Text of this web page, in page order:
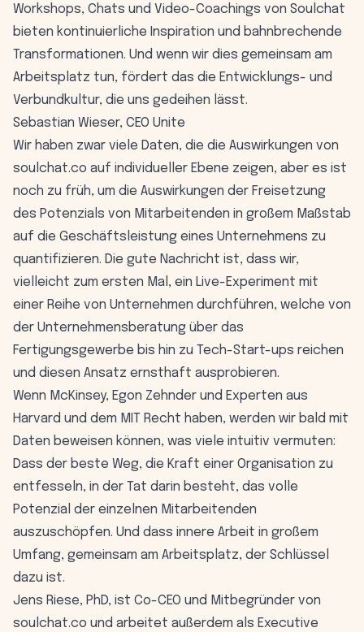
Workshops, Chats und Video-Coachings von Soulchat
bieten kontinuierliche Inspiration und bahnbrechende
Transformationen. Und wenn wir dies gemeinsam am
Arbeitsplatz tun, fördert das die Entwicklungs- und
Verbundkultur, die uns gedeihen lässt.
Sebastian Wieser, CEO Unite
Wir haben zwar viele Daten, die die Auswirkungen von
soulchat.co auf individueller Ebene zeigen, aber es ist
noch zu früh, um die Auswirkungen der Freisetzung
des Potenzials von Mitarbeitenden in großem Maßstab
auf die Geschäftsleistung eines Unternehmens zu
quantifizieren. Die gute Nachricht ist, dass wir,
vielleicht zum ersten Mal, ein Live-Experiment mit
einer Reihe von Unternehmen durchführen, welche von
der Unternehmensberatung über das
Fertigungsgewerbe bis hin zu Tech-Start-ups reichen
und diesen Ansatz ernsthaft ausprobieren.
Wenn McKinsey, Egon Zehnder und Experten aus
Harvard und dem MIT Recht haben, werden wir bald mit
Daten beweisen können, was viele intuitiv vermuten:
Dass der beste Weg, die Kraft einer Organisation zu
entfesseln, in der Tat darin besteht, das volle
Potenzial der einzelnen Mitarbeitenden
auszuschöpfen. Und dass innere Arbeit in großem
Umfang, gemeinsam am Arbeitsplatz, der Schlüssel
dazu ist.
Jens Riese, PhD, ist Co-CEO und Mitbegründer von
soulchat.co und arbeitet außerdem als Executive